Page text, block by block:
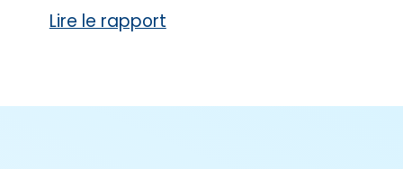
Lire le rapport